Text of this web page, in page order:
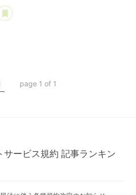
page 1 of 1
サービス規約 記事ランキン